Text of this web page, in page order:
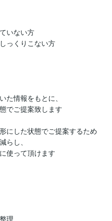
いない方
っくりこない方
た情報をもとに、
でご提案致します
にした状態でご提案するため
し、
使って頂けます
理